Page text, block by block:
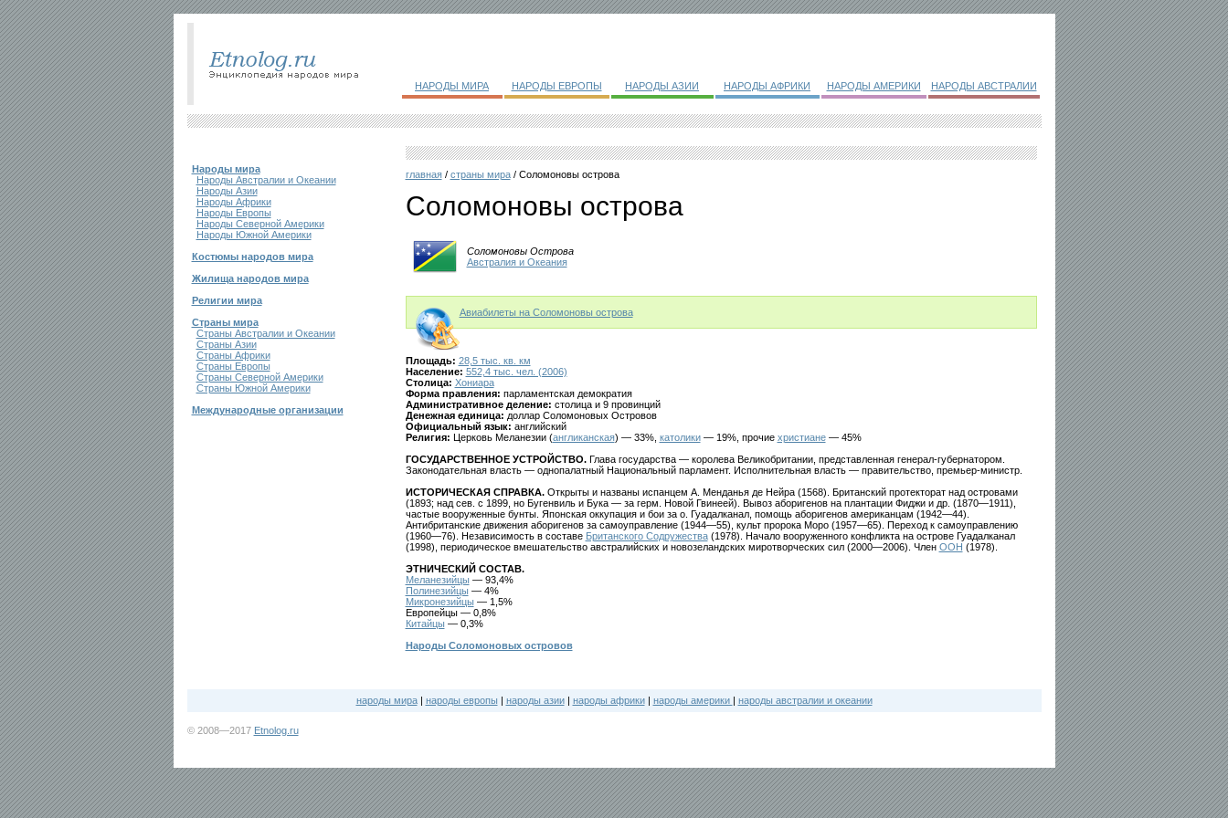
НАРОДЫ МИРА НАРОДЫ ЕВРОПЫ НАРОДЫ АЗИИ НАРОДЫ АФРИКИ НАРОДЫ АМЕРИКИ НАРОДЫ АВСТРАЛИИ
Народы мира
Народы Австралии и Океании
Народы Азии
Народы Африки
Народы Европы
Народы Северной Америки
Народы Южной Америки
Костюмы народов мира
Жилища народов мира
Религии мира
Страны мира
Страны Австралии и Океании
Страны Азии
Страны Африки
Страны Европы
Страны Северной Америки
Страны Южной Америки
Международные организации
главная/ страны мира/ Соломоновы острова
Соломоновы острова
Соломоновы Острова
Австралия и Океания
Авиабилеты на Соломоновы острова
Площадь: 28,5 тыс. кв. км
Население: 552,4 тыс. чел. (2006)
Столица: Хониара
Форма правления: парламентская демократия
Административное деление: столица и 9 провинций
Денежная единица: доллар Соломоновых Островов
Официальный язык: английский
Религия: Церковь Меланезии (англиканская) — 33%, католики— 19%, прочие христиане— 45%
ГОСУДАРСТВЕННОЕ УСТРОЙСТВО.Глава государства — королева Великобритании, представленная генерал-губернатором.
Законодательная власть — однопалатный Национальный парламент. Исполнительная власть — правительство, премьер-министр.
ИСТОРИЧЕСКАЯ СПРАВКА.Открыты и названы испанцем А. Менданья де Нейра (1568). Британский протекторат над островами
(1893; над сев. с 1899, но Бугенвиль и Бука — за герм. Новой Гвинеей). Вывоз аборигенов на плантации Фиджи и др. (1870—1911),
частые вооруженные бунты. Японская оккупация и бои за о. Гуадалканал, помощь аборигенов американцам (1942—44).
Антибританские движения аборигенов за самоуправление (1944—55), культ пророка Моро (1957—65). Переход к самоуправлению
(1960—76). Независимость в составе Британского Содружества(1978). Начало вооруженного конфликта на острове Гуадалканал
(1998), периодическое вмешательство австралийских и новозеландских миротворческих сил (2000—2006). Член ООН (1978).
ЭТНИЧЕСКИЙ СОСТАВ.
Меланезийцы— 93,4%
Полинезийцы— 4%
Микронезийцы— 1,5%
Европейцы — 0,8%
Китайцы— 0,3%
Народы Соломоновых островов
народы мира| народы европы | народы азии| народы африки| народы америки | народы австралии и океании
© 2008—2017 Etnolog.ru